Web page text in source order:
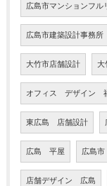
広島市マンションフル
広島市建築設計事務所
大竹市店舗設計 大
オフィス デザイン
東広島 店舗設計
広島 平屋 広島
店舗デザイン 広島